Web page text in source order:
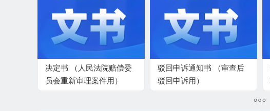
决定书 （人民法院赔偿委
员会重新审理案件用）
驳回申诉通知书 （审查后
驳回申诉用）